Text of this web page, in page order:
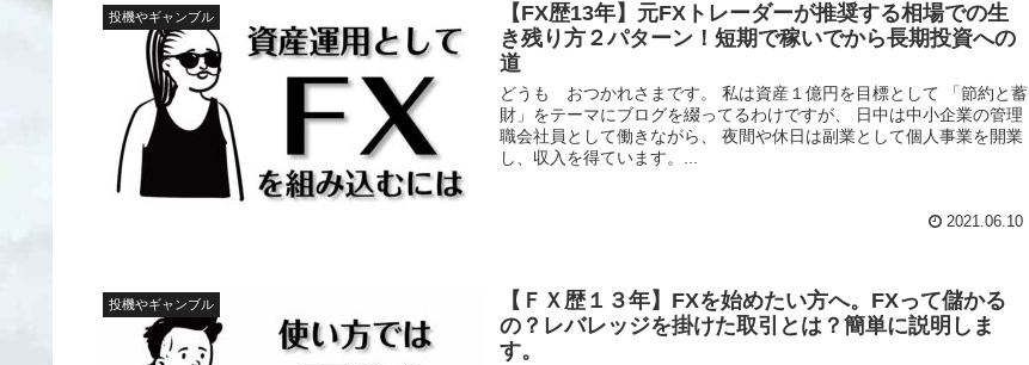
投機やギャンブル
【FX歴13年】元FXトレーダーが推奨する相場での生
き残り方２パターン！短期で稼いでから長期投資への
道
どうも おつかれさまです。 私は資産１億円を目標として 「節約と蓄
財」をテーマにブログを綴ってるわけですが、 日中は中小企業の管理
職会社員として働きながら、 夜間や休日は副業として個人事業を開業
し、収入を得ています。...
2021.06.10
投機やギャンブル
【ＦＸ歴１３年】FXを始めたい方へ。FXって儲かる
の？レバレッジを掛けた取引とは？簡単に説明しま
す。